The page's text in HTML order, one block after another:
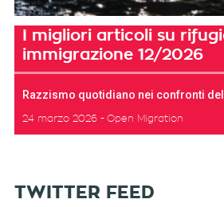
I migliori articoli su
immigrazione 12/2026
Razzismo quotidiano nei confronti
24 marzo 2026 Open Migration
TWITTER FEED